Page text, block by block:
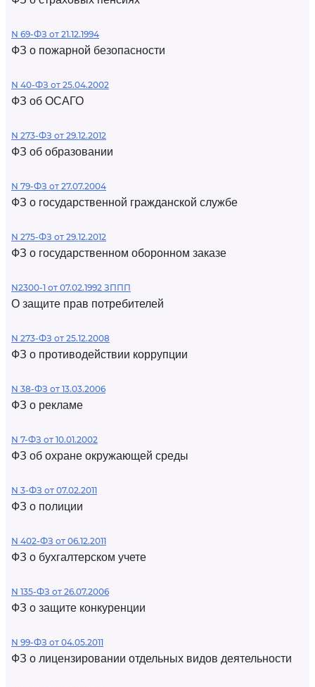
N 69-ФЗ от 21.12.1994
ФЗ о пожарной безопасности
N 40-ФЗ от 25.04.2002
ФЗ об ОСАГО
N 273-ФЗ от 29.12.2012
ФЗ об образовании
N 79-ФЗ от 27.07.2004
ФЗ о государственной гражданской службе
N 275-ФЗ от 29.12.2012
ФЗ о государственном оборонном заказе
N2300-1 от 07.02.1992 ЗППП
О защите прав потребителей
N 273-ФЗ от 25.12.2008
ФЗ о противодействии коррупции
N 38-ФЗ от 13.03.2006
ФЗ о рекламе
N 7-ФЗ от 10.01.2002
ФЗ об охране окружающей среды
N 3-ФЗ от 07.02.2011
ФЗ о полиции
N 402-ФЗ от 06.12.2011
ФЗ о бухгалтерском учете
N 135-ФЗ от 26.07.2006
ФЗ о защите конкуренции
N 99-ФЗ от 04.05.2011
ФЗ о лицензировании отдельных видов деятельности